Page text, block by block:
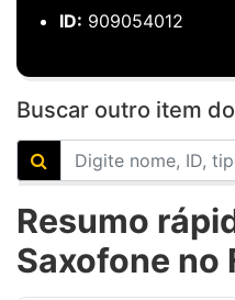
ID: 909054012
Buscar outro item
Resumo
Saxofone no